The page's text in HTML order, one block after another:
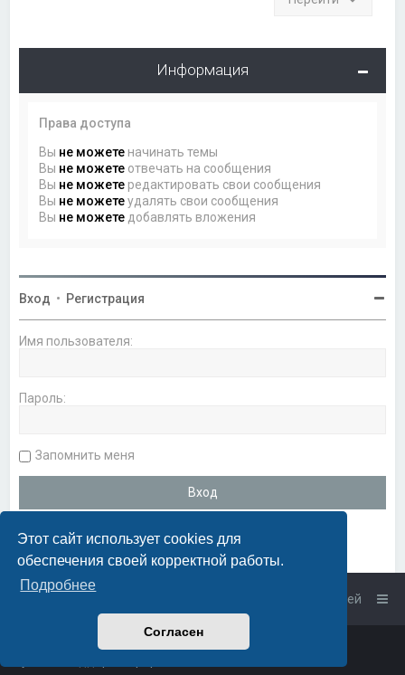
Этот сайт использует cookies для
обеспечения своей корректной работы.
Подробнее
Согласен
Информация
Права доступа
Вы не можете начинать темы
Вы не можете отвечать на сообщения
Вы не можете редактировать свои сообщения
Вы не можетеудалять свои сообщения
Вы не можете добавлять вложения
Вход • Регистрация
Имя пользователя:
Пароль:
Запомнить меня
Связаться с администрацией
phpBB
PlanetStyles